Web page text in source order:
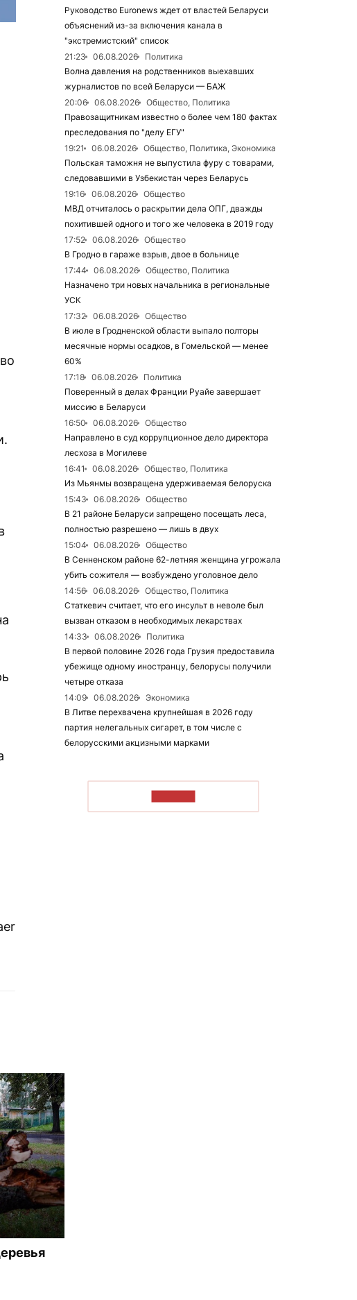
Руководство Euronews ждет от властей Беларуси
объяснений из-за включения канала в
"экстремистский" список
21:23
06.08.2026
Политика
Волна давления на родственников выехавших
журналистов по всей Беларуси — БАЖ
20:06
06.08.2026
Общество, Политика
Правозащитникам известно о более чем 180 фактах
преследования по "делу ЕГУ"
19:21
06.08.2026
Общество, Политика, Экономика
Польская таможня не выпустила фуру с товарами,
следовавшими в Узбекистан через Беларусь
19:16
06.08.2026
Общество
МВД отчиталось о раскрытии дела ОПГ, дважды
похитившей одного и того же человека в 2019 году
17:52
06.08.2026
Общество
В Гродно в гараже взрыв, двое в больнице
17:44
06.08.2026
Общество, Политика
Назначено три новых начальника в региональные
УСК
17:32
06.08.2026
Общество
В июле в Гродненской области выпало полторы
месячные нормы осадков, в Гомельской — менее
60%
17:18
06.08.2026
Политика
Поверенный в делах Франции Руайе завершает
миссию в Беларуси
16:50
06.08.2026
Общество
Направлено в суд коррупционное дело директора
лесхоза в Могилеве
16:41
06.08.2026
Общество, Политика
Из Мьянмы возвращена удерживаемая белоруска
15:43
06.08.2026
Общество
В 21 районе Беларуси запрещено посещать леса,
полностью разрешено — лишь в двух
15:04
06.08.2026
Общество
В Сенненском районе 62-летняя женщина угрожала
убить сожителя — возбуждено уголовное дело
14:56
06.08.2026
Общество, Политика
Статкевич считает, что его инсульт в неволе был
вызван отказом в необходимых лекарствах
14:33
06.08.2026
Политика
В первой половине 2026 года Грузия предоставила
убежище одному иностранцу, белорусы получили
четыре отказа
14:09
06.08.2026
Экономика
В Литве перехвачена крупнейшая в 2026 году
партия нелегальных сигарет, в том числе с
белорусскими акцизными марками